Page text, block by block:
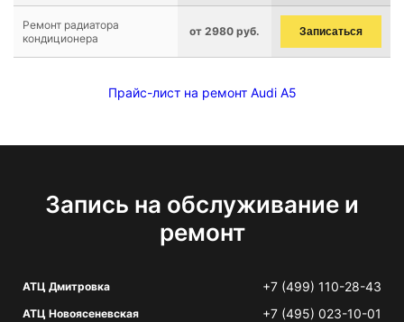
Ремонт радиатора
кондиционера
от 2980 руб. Записаться
Прайс-лист на ремонт Audi A5
Запись на обслуживание и
ремонт
АТЦ Дмитровка +7 (499) 110-28-43
АТЦ Новоясеневская +7 (495) 023-10-01